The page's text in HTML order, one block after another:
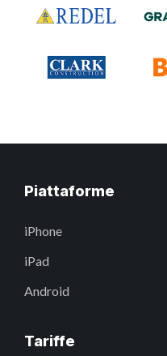
Piattaforme
iPhone
iPad
Android
Tariffe